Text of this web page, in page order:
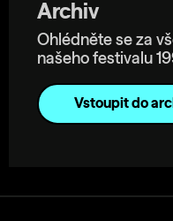
Archiv
Ohlédněte se za
našeho festivalu
Vstoupit do